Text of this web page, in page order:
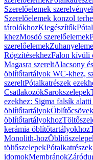
Szerelőelemek
Szerelőelemek konzol
tárolókhozKiegészítők
khezMosdó szerelőelemek
szerelőelemek
RögzítésekhezFalon kívüli
Magasra szereltAlacsony
öblítőtartályok WC-khez,
szereltPótalkatrészek
CsatlakozókSarokszelepek
ezekhez: Sigma falsík
öblítőtartályokÖblítőcsövek
öblítőtartályokhoz
kerámia öblítőtartályokhoz
Monolith-hoz
töltőszelepek
idomokMembránok